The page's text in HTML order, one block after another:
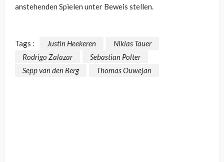
anstehenden Spielen unter Beweis stellen.
Tags : Justin Heekeren
Niklas Tauer
Rodrigo Zalazar
Sebastian Polter
Sepp van den Berg
Thomas Ouwejan